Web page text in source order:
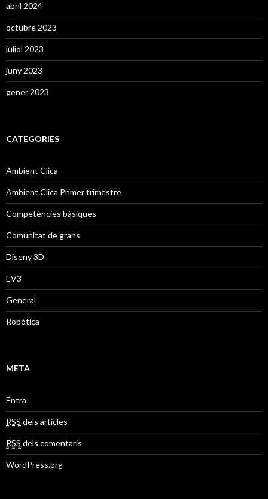
abril 2024
octubre 2023
juliol 2023
juny 2023
gener 2023
CATEGORIES
Ambient Clica
Ambient Clica Primer trimestre
Competències bàsiques
Comunitat de grans
Diseny 3D
EV3
General
Robòtica
META
Entra
RSS dels articles
RSS dels comentaris
WordPress.org